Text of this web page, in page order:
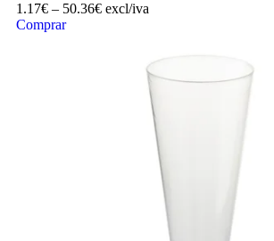
1.17€ – 50.36€ excl/iva
Comprar